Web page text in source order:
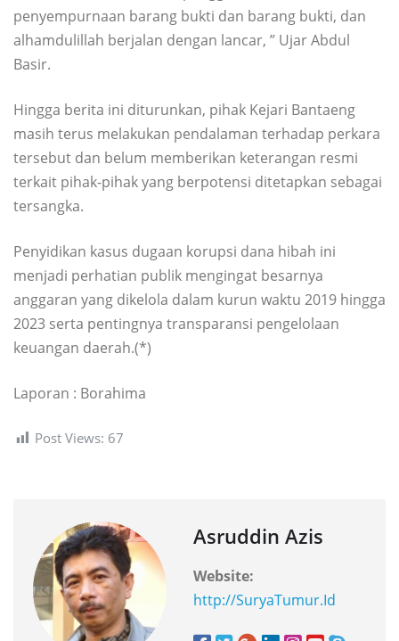
penyempurnaan barang bukti dan barang bukti, dan
alhamdulillah berjalan dengan lancar, ” Ujar Abdul
Basir.
Hingga berita ini diturunkan, pihak Kejari Bantaeng
masih terus melakukan pendalaman terhadap perkara
tersebut dan belum memberikan keterangan resmi
terkait pihak-pihak yang berpotensi ditetapkan sebagai
tersangka.
Penyidikan kasus dugaan korupsi dana hibah ini
menjadi perhatian publik mengingat besarnya
anggaran yang dikelola dalam kurun waktu 2019 hingga
2023 serta pentingnya transparansi pengelolaan
keuangan daerah.(*)
Laporan : Borahima
Post Views: 67
Asruddin Azis
Website:
http://SuryaTumur.Id